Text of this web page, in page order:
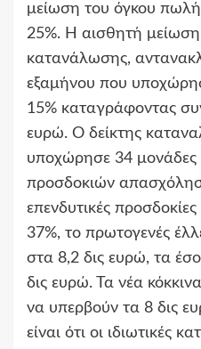
μείωση του όγκου
25%. Η αισθητή μείωση
κατανάλωσης,
εξαμήνου που
15% καταγράφοντας
ευρώ. Ο δείκτης
υποχώρησε 34 μονάδες
προσδοκιών
επενδυτικές
37%, το πρωτογενές
στα 8,2 δις ευρώ, τα
δις ευρώ. Τα νέα
να υπερβούν τα 8 δις
είναι ότι οι ιδιωτικές